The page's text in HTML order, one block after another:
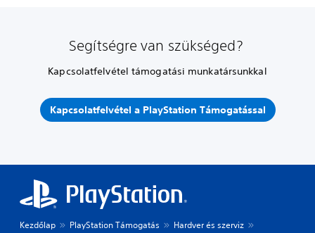
Segítségre van szükséged?
Kapcsolatfelvétel támogatási munkatársunkkal
Kapcsolatfelvétel a PlayStation Támogatással
Kezdőlap PlayStation Támogatás
Hardver és szerviz